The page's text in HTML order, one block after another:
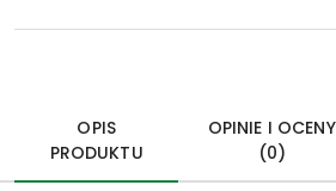
OPIS
PRODUKTU
OPINIE I OCENY
(0)